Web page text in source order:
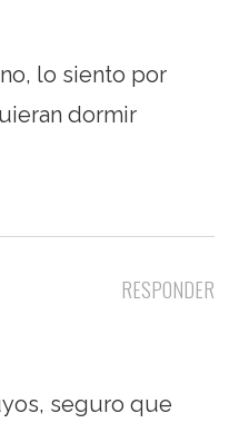
lo siento por
dormir
RESPONDER
seguro que